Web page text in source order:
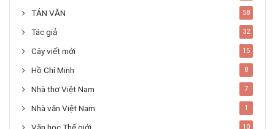
TẢN VĂN 58
Tác giả 32
Cây viết mới 15
Hồ Chí Minh 8
Nhà thơ Việt Nam 7
Nhà văn Việt Nam 1
10